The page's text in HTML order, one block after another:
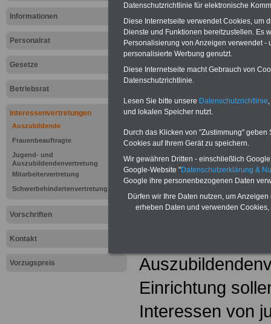
Informationen
Personalrat
Gesetze
Betriebsrat
Interessenvertretungen
Auszubildende
Frauenbeauftragte
Jugend- und
Auszubildendenvertretung
Mitarbeitervertretung
Schwerbehindertenvertretung
Vorschriften
Kontakt
Vorzugspreis
Lexikon
Auszubildende
wählen in
Einrichtung
Interessen von
Datenschutzrichtlinie für elektronische
Diese Internetseite verwendet Cookies, um
Dienste und Funktionen bereitzustellen. Es
Personalisierung von Anzeigen verwendet
personalisierte Werbung genutzt.
Diese Internetseite macht Gebrauch von
Datenschutzrichtlinie.
Lesen Sie bitte unsere Datenschutzrichtlinie
und lokalen Speicher nutzt.
Durch das Klicken von "Zustimmung"
Cookies auf Ihrem Gerät zu speichern.
Wir gewähren Dritten - einschließlich
Google-Website "Datenschutzerklärung &
Google ihre personenbezogenen Daten
Dürfen wir Ihre Daten nutzen, um
erheben Daten und verwenden